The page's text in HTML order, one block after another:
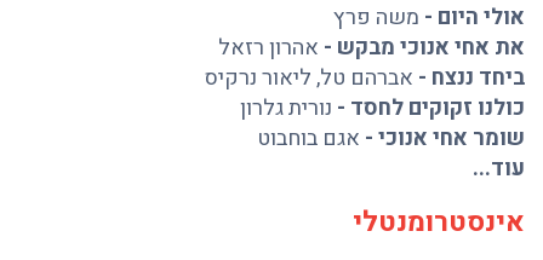
אולי היום - משה פרץ
את אחי אנוכי מבקש - אהרון רזאל
ביחד ננצח - אברהם טל,ליאור נרקיס
כולנו זקוקים לחסד - נורית גלרון
שומר אחי אנוכי- אגם בוחבוט
עוד...
אינסטרומנטלי